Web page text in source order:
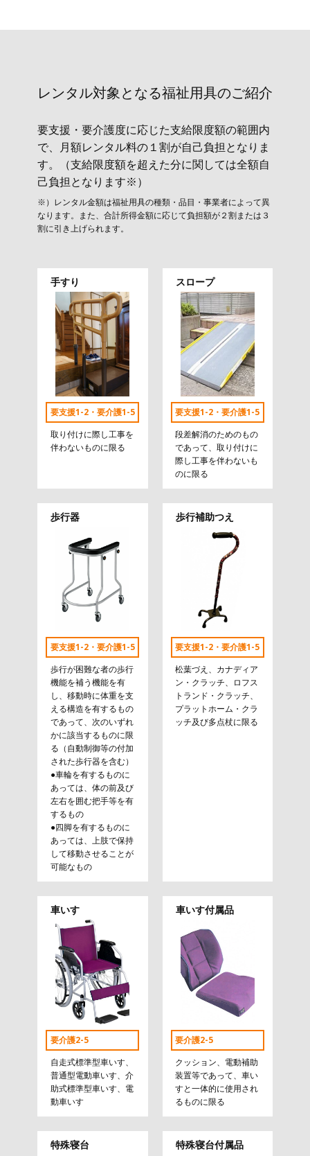
レンタル対象と​なる福祉用具のご紹介
要支援・要介護度に応じた支給限度額の範囲内
で、月額レンタル料の１割が自己負担となりま
す。（支給限度額を超えた分に関しては全額自
己負担となります※）
※）レンタル金額は福祉用具の種類・品目・事業者によって異
なります。また、合計所得金額に応じて負担額が２割または３
割に引き上げられます。
手すり
要支援1-2・要介護1-5
取り付けに際し工事を
伴わないものに限る
スロープ
要支援1-2・要介護1-5
段差解消のためのもの
であって、取り付けに
際し工事を伴わないも
のに限る
歩行器
要支援1-2・要介護1-5
歩行が困難な者の歩行
機能を補う機能を有
し、移動時に体重を支
える構造を有するもの
であって、次のいずれ
かに該当するものに限
る（自動制御等の付加
された歩行器を含む）
●車輪を有するものに
あっては、体の前及び
左右を囲む把手等を有
するもの
●四脚を有するものに
あっては、上肢で保持
して移動させることが
可能なもの
歩行補助つえ
要支援1-2・要介護1-5
松葉づえ、カナディア
ン・クラッチ、ロフス
トランド・クラッチ、
プラットホーム・クラ
ッチ及び多点杖に限る
車いす
要介護2-5
自走式標準型車いす、
普通型電動車いす、介
助式標準型車いす、電
動車いす
車いす付属品
要介護2-5
クッション、電動補助
装置等であって、車い
すと一体的に使用され
るものに限る
特殊寝台 特殊寝台付属品